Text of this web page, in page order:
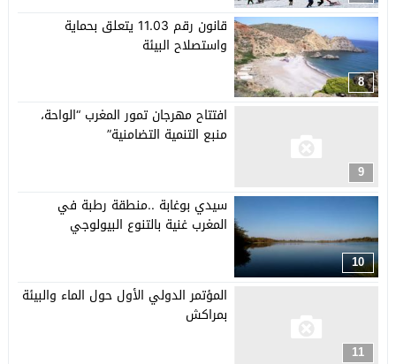
8
قانون رقم 11.03 يتعلق بحماية
واستصلاح البيئة
9
افتتاح مهرجان تمور المغرب “الواحة،
منبع التنمية التضامنية”
10
سيدي بوغابة ..منطقة رطبة في
المغرب غنية بالتنوع البيولوجي
11
المؤتمر الدولي الأول حول الماء والبيئة
بمراكش